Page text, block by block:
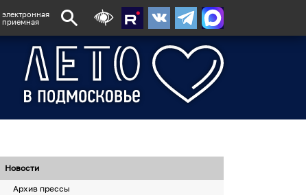
электронная
приемная
Новости
Архив прессы